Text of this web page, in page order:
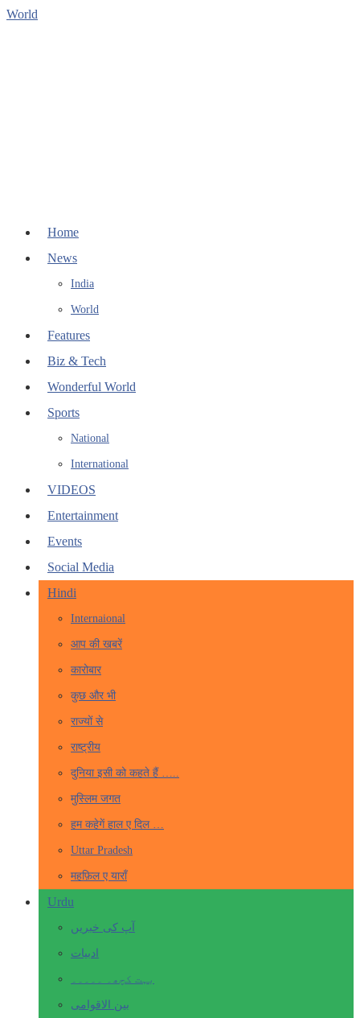
Home
News
India
World
Features
Biz & Tech
Wonderful World
Sports
National
International
VIDEOS
Entertainment
Events
Social Media
Hindi
Internaional
आप की खबरें
कारोबार
कुछ और भी
राज्यों से
राष्ट्रीय
दुनिया इसी को कहते हैं …..
मुस्लिम जगत
हम कहेगें हाल ए दिल …
Uttar Pradesh
महफ़िल ए याराँ
Urdu
آپ کی خبریں
ادبیات
بہت کچھ۔ ۔۔۔۔۔
بین الاقوامی